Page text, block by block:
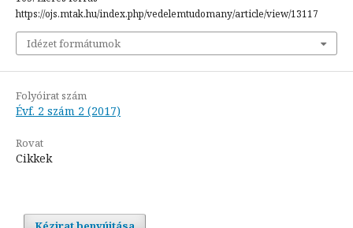
https://ojs.mtak.hu/index.php/vedelemtudomany/article/view/13117
Idézet formátumok
Folyóirat szám
Évf. 2 szám 2 (2017)
Rovat
Cikkek